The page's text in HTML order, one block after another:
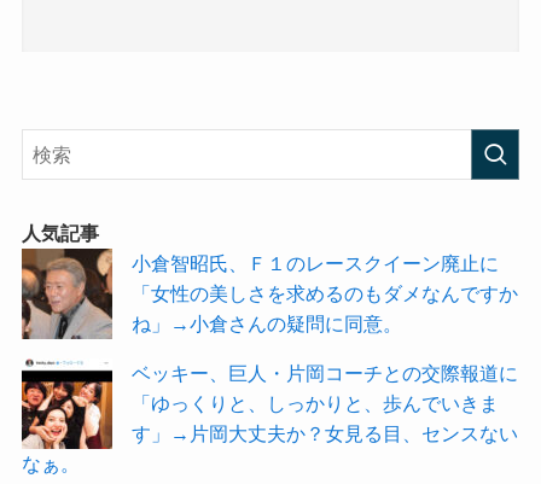
人気記事
小倉智昭氏、Ｆ１のレースクイーン廃止に
「女性の美しさを求めるのもダメなんですか
ね」→小倉さんの疑問に同意。
ベッキー、巨人・片岡コーチとの交際報道に
「ゆっくりと、しっかりと、歩んでいきま
す」→片岡大丈夫か？女見る目、センスない
なぁ。